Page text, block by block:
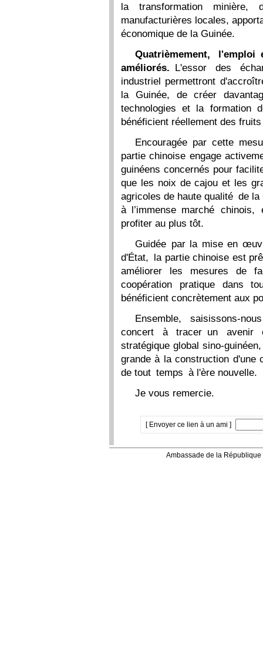
la transformation minière,
manufacturières locales,
économique de la Guinée.
Quatrièmement,
améliorés. L'essor des
industriel permettront
la Guinée, de créer
technologies et la formation
bénéficient réellement des
Encouragée par cette
partie chinoise engage
guinéens concernés pour
que les noix de cajou et les
agricoles de haute qualité de
à l’immense marché
profiter au plus tôt.
Guidée par la mise en
d'État, la partie chinoise est
améliorer les mesures de
coopération pratique dans
bénéficient concrètement aux
Ensemble, saisissons-
concert à tracer un avenir
stratégique global sino-
grande à la construction d'une
de tout temps à l'ère nouvelle.
Je vous remercie.
[ Envoyer ce lien à un ami ]
Ambassade de la